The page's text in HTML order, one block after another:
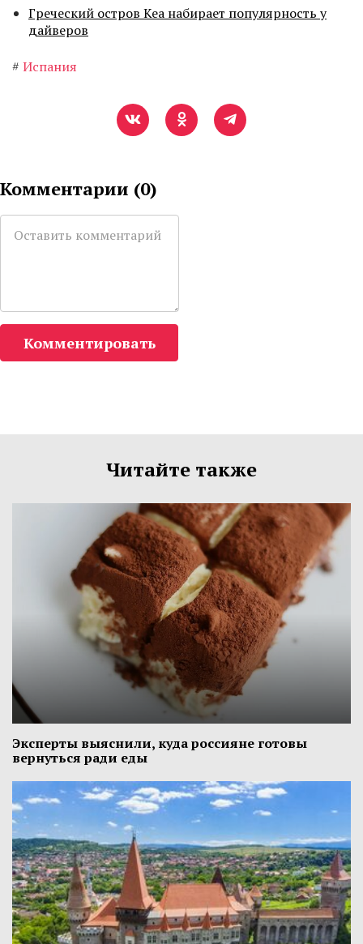
Греческий остров Кеа набирает популярность у
дайверов
# Испания
Комментарии (0)
Комментировать
Читайте также
Эксперты выяснили, куда россияне готовы
вернуться ради еды